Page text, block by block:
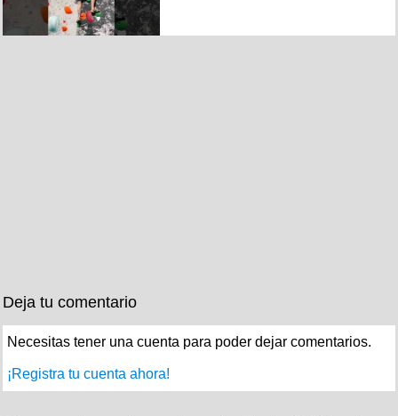
Deja tu comentario
Necesitas tener una cuenta para poder dejar comentarios.
¡Registra tu cuenta ahora!